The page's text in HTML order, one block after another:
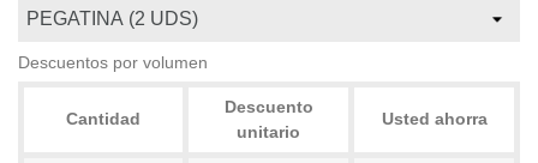
Descuentos por volumen
Cantidad
Descuento
unitario
Usted ahorra